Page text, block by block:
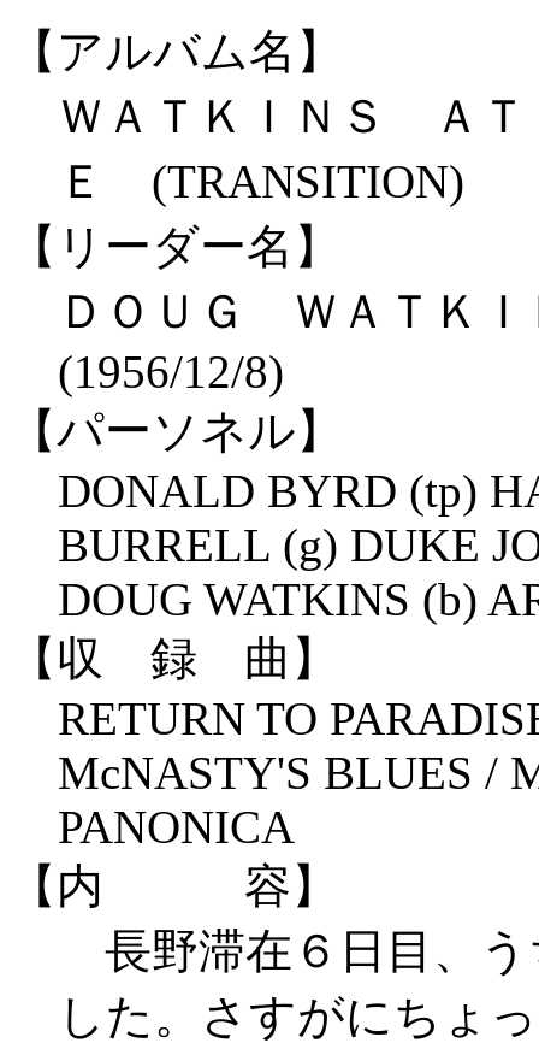
【アルバム名】
ＷＡＴＫＩＮＳ Ａ
Ｅ (TRANSITION)
【リーダー名】
ＤＯＵＧ ＷＡＴＫ
(1956/12/8)
【パーソネル】
DONALD BYRD (tp)
BURRELL (g) DUKE
DOUG WATKINS (b)
【収 録 曲】
RETURN TO
McNASTY'S BLUES /
PANONICA
【内 容】
長野滞在６日目、う
した。さすがにちょ